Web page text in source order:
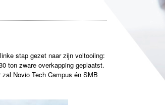
stap gezet naar zijn voltooiing:
ton zware overkapping geplaatst.
Novio Tech Campus én SMB